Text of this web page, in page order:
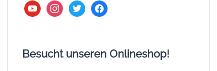
youtubeinstagram
twitter facebook
Besucht unseren Onlineshop!